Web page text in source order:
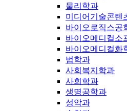
물리학과
미디어기술콘텐
바이오로직스공
바이오메디컬소
바이오메디컬화
법학과
사회복지학과
사회학과
생명공학과
성악과